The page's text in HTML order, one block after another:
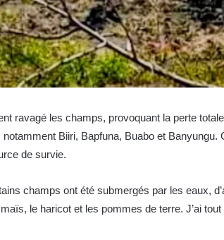
ravagé les champs, provoquant la perte
Biiri, Bapfuna, Buabo et Banyungu.
de survie.
champs ont été submergés par les eaux,
le haricot et les pommes de terre. J’ai tout